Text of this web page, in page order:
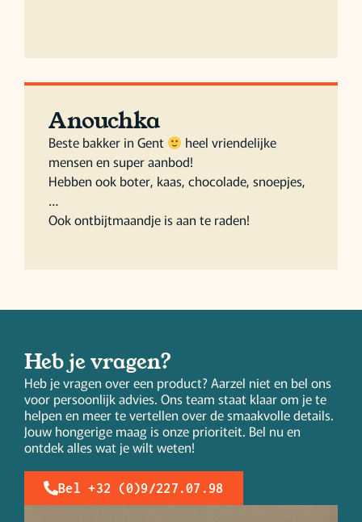
Anouchka
Beste bakker in Gent
heel vriendelijke
mensen en super aanbod!
Hebben ook boter, kaas, chocolade, snoepjes,
…
Ook ontbijtmaandje is aan te raden!
Heb je vragen?
Heb je vragen over een product? Aarzel niet en bel ons
voor persoonlijk advies. Ons team staat klaar om je te
helpen en meer te vertellen over de smaakvolle details.
Jouw hongerige maag is onze prioriteit. Bel nu en
ontdek alles wat je wilt weten!
Bel +32 (0)9/227.07.98